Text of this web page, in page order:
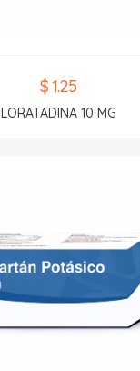
$ 1.25
LORATADINA 10 MG